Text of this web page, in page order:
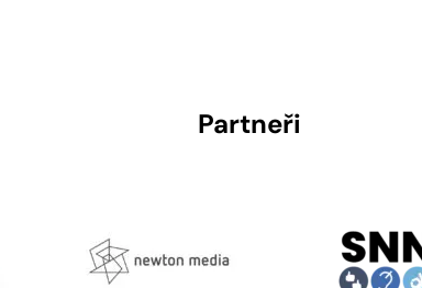
Partneři